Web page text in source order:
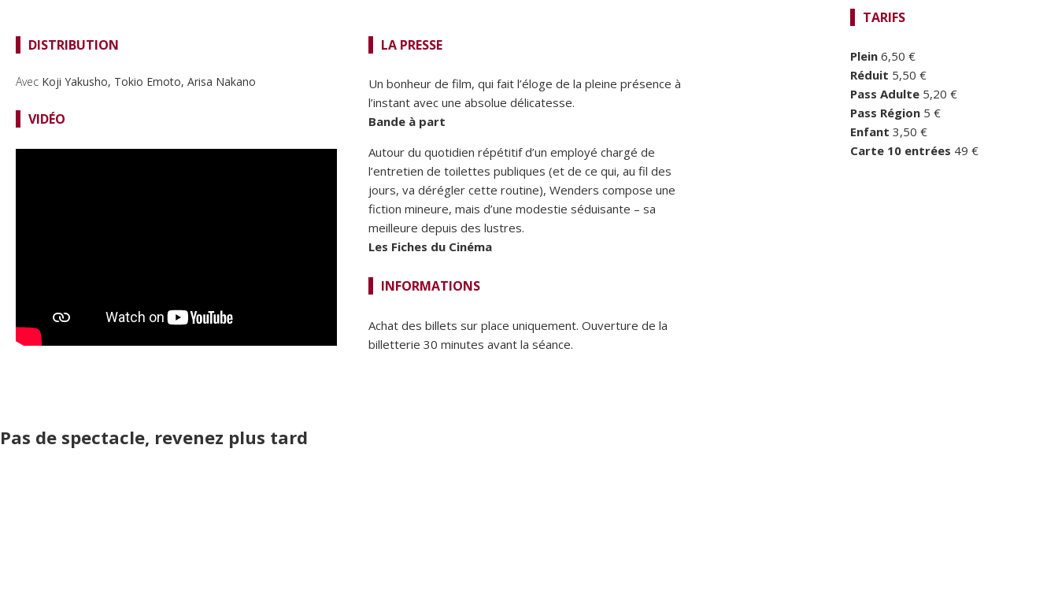
TARIFS
Plein 6,50 €
Réduit 5,50 €
Pass Adulte 5,20 €
Pass Région 5 €
Enfant 3,50 €
Carte 10 entrées 49 €
DISTRIBUTION
Avec Koji Yakusho, Tokio Emoto, Arisa Nakano
VIDÉO
LA PRESSE
Un bonheur de film, qui fait l’éloge de la pleine présence à
l’instant avec une absolue délicatesse.
Bande à part
Autour du quotidien répétitif d’un employé chargé de
l’entretien de toilettes publiques (et de ce qui, au fil des
jours, va dérégler cette routine), Wenders compose une
fiction mineure, mais d’une modestie séduisante – sa
meilleure depuis des lustres.
Les Fiches du Cinéma
INFORMATIONS
Achat des billets sur place uniquement. Ouverture de la
billetterie 30 minutes avant la séance.
Pas de spectacle, revenez plus tard